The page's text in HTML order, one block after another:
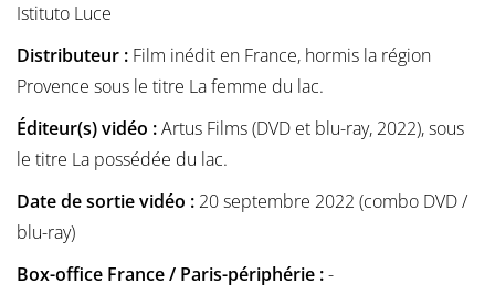
Istituto Luce
Distributeur : Film inédit en France, hormis la région
Provence sous le titre La femme du lac.
Éditeur(s) vidéo :Artus Films (DVD et blu-ray, 2022), sous
le titre La possédée du lac.
Date de sortie vidéo : 20 septembre 2022 (combo DVD /
blu-ray)
Box-office France / Paris-périphérie :-